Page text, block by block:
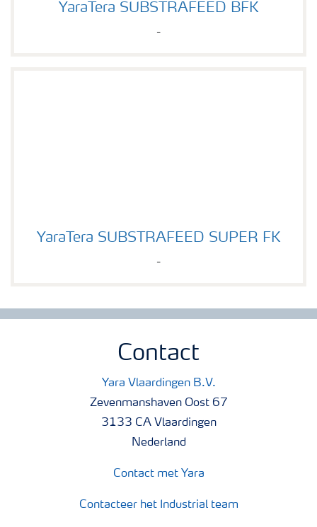
YaraTera SUBSTRAFEED BFK
-
YaraTera SUBSTRAFEED SUPER FK
-
Contact
Yara Vlaardingen B.V.
Zevenmanshaven Oost 67
3133 CA Vlaardingen
Nederland
Contact met Yara
Contacteer het Industrial team